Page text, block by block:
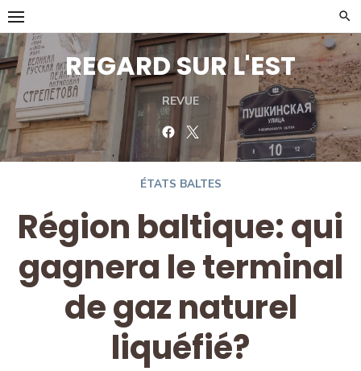
Skip
to
content
REGARD SUR L'EST
REVUE
FacebookTwitter
ÉTATS BALTES
Région baltique: qui
gagnera le terminal
de gaz naturel
liquéfié?